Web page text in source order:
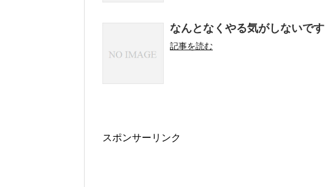
なんとなくやる気がしないです
記事を読む
スポンサーリンク